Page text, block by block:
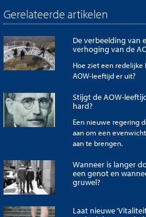
Gerelateerde artikelen
De verbeelding van
verhoging van de
Hoe ziet een redelijke
AOW-leeftijd er uit?
Stijgt de AOW-
hard?
Een nieuwe regering
aan om een
aan te brengen.
Wanneer is langer
een genot en
gruwel?
Laat nieuwe